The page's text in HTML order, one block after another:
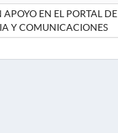
EN EL PORTAL DE
Y COMUNICACIONES